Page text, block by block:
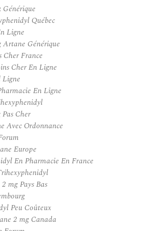
Québec
Ligne
Générique
Cher France
Cher En Ligne
En Ligne
Cher
Avec Ordonnance
Europe
En Pharmacie En France
mg Pays Bas
Peu Coûteux
2 mg Canada